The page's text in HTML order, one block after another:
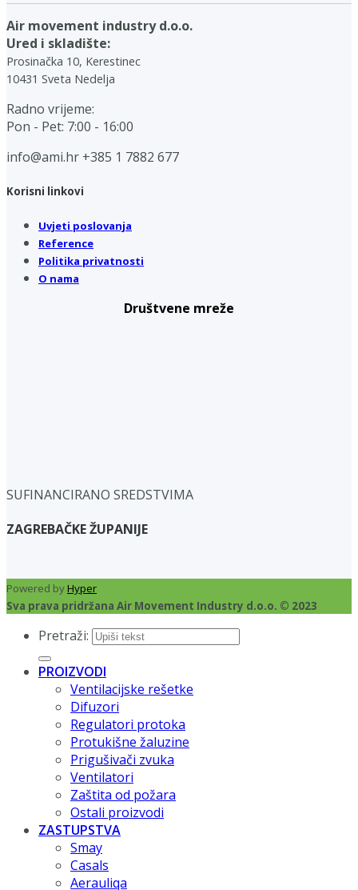
Air movement industry d.o.o.
Ured i skladište:
Prosinačka 10, Kerestinec
10431 Sveta Nedelja
Radno vrijeme:
Pon - Pet: 7:00 - 16:00
info@ami.hr +385 1 7882 677
Korisni linkovi
Uvjeti poslovanja
Reference
Politika privatnosti
O nama
Društvene mreže
SUFINANCIRANO SREDSTVIMA
ZAGREBAČKE ŽUPANIJE
Powered byHyper
Sva prava pridržana Air Movement Industry d.o.o. © 2023
Pretraži:
PROIZVODI
Ventilacijske rešetke
Difuzori
Regulatori protoka
Protukišne žaluzine
Prigušivači zvuka
Ventilatori
Zaštita od požara
Ostali proizvodi
ZASTUPSTVA
Smay
Casals
Aerauliqa